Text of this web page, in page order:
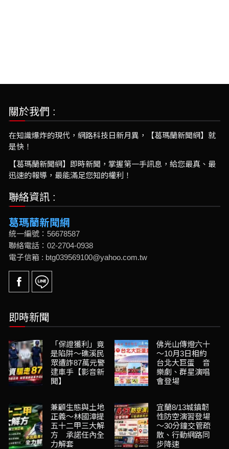
關於我們 :
在知識爆炸的現代，網路科技日新月異，【葛瑪蘭新聞網】就
是快！
【葛瑪蘭新聞網】即時新聞，掌握第一手訊息，給您最真、最
迅速的報導，最能滿足您知的權利！
聯絡資訊 :
葛瑪蘭新聞網
統一編號：56678587
聯絡電話：02-2704-0938
電子信箱 : btg039569100@yahoo.com.tw
即時新聞
「保證獲利」竟
是陷阱～礁溪民
眾遭詐87萬元警
逮車手【影音新
聞】
佛光山傳燈六十
～10月3日相約
台北大巨蛋 音
樂劇、群星演唱
會登場
兼顧生態與土地
正義～林國漳提
五十二甲三大解
方 承諾任內全
力解套
宜蘭8/13城鎮韌
性防空演習登場
～30分鐘交管疏
散、行動網路同
步降速